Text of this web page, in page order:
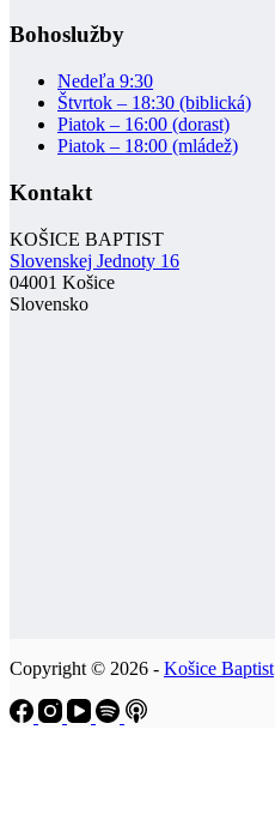
Bohoslužby
Nedeľa 9:30
Štvrtok – 18:30 (biblická)
Piatok – 16:00 (dorast)
Piatok – 18:00 (mládež)
Kontakt
KOŠICE BAPTIST
Slovenskej Jednoty 16
04001 Košice
Slovensko
Copyright © 2026 - Košice Baptist